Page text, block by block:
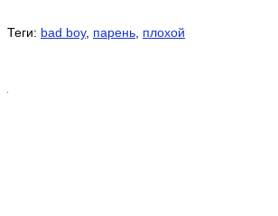
Теги: bad boy, парень плохой